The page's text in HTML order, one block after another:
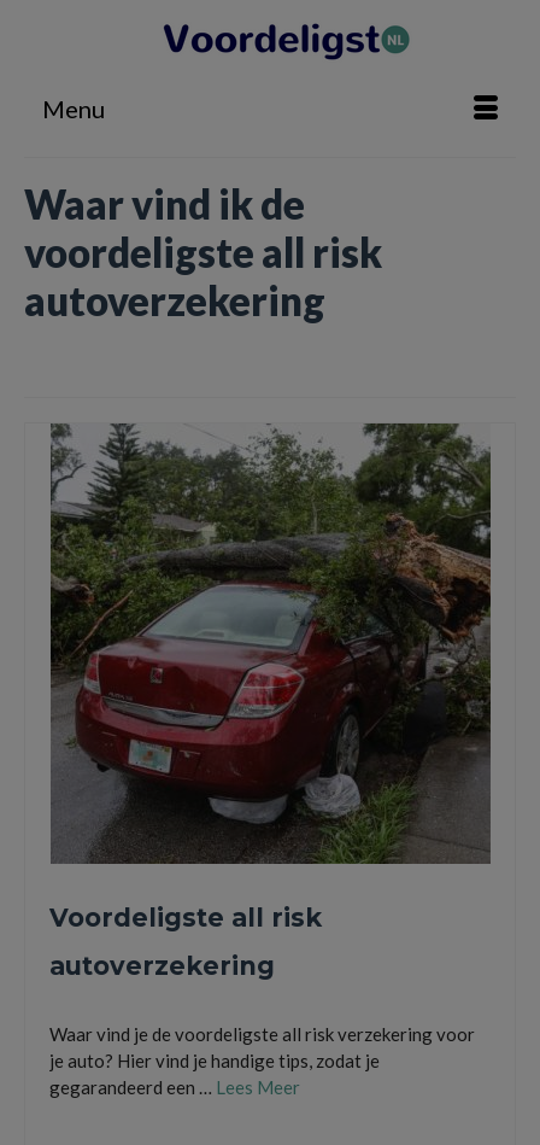
Menu
Waar vind ik de
voordeligste all risk
autoverzekering
Voordeligste all risk
autoverzekering
Waar vind je de voordeligste all risk verzekering voor
je auto? Hier vind je handige tips, zodat je
gegarandeerd een … Lees Meer